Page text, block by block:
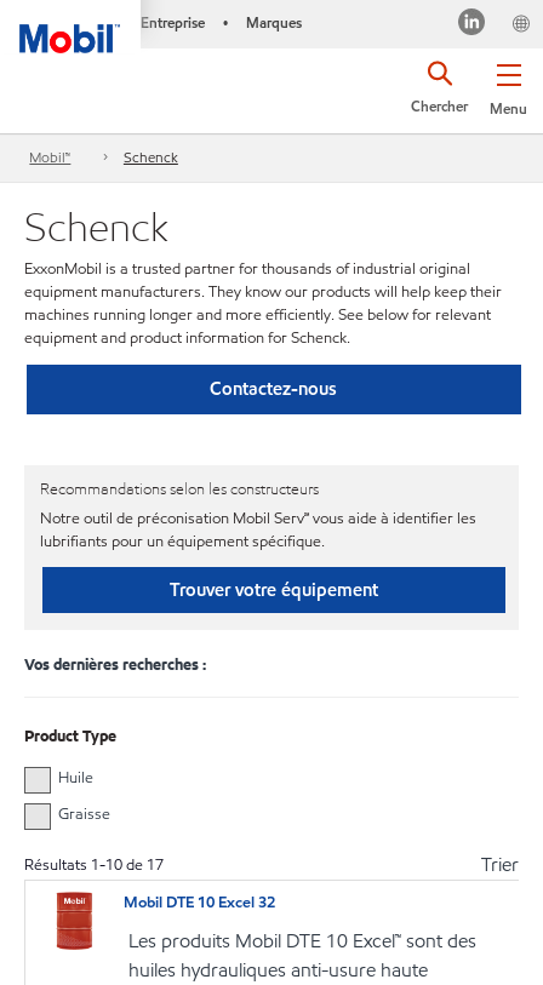
Entreprise • Marques
Menu
Chercher
Mobil™ Schenck
Schenck
ExxonMobil is a trusted partner for thousands of industrial original
equipment manufacturers. They know our products will help keep their
machines running longer and more efficiently. See below for relevant
equipment and product information for Schenck.
Contactez-nous
Recommandations selon les constructeurs
Notre outil de préconisation Mobil Serv℠ vous aide à identifier les
lubrifiants pour un équipement spécifique.
Trouver votre équipement
Vos dernières recherches :
Product Type
Huile
Graisse
Résultats 1-10de 17 Trier
Mobil DTE 10 Excel 32
Les produits Mobil DTE 10 Excel™ sont des
huiles hydrauliques anti-usure haute